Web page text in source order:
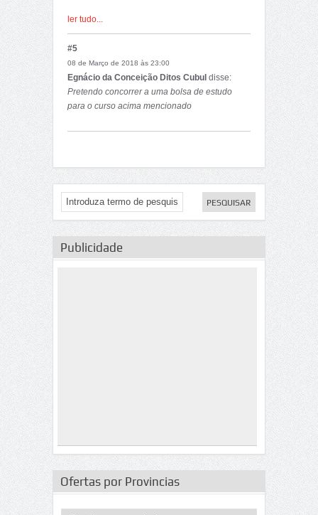
e em particular do meu lindo paįs Moçambique,
doravante ajudar o meu povo no ambito
politico democratico e ajudar no
desenvolvimento social desse maravilhoso
povo paciente e inocente. Bem haja politica no
meu pais
ler tudo...
#5
08 de Março de 2018 às 23:00
Egnácio da Conceição Ditos Cubul disse:
Pretendo concorrer a uma bolsa de estudo
para o curso acima mencionado
Publicidade
Ofertas por Provincias